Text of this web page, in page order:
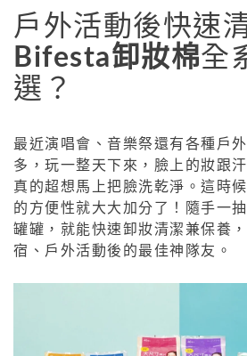
戶外活動後快速
Bifesta卸妝棉全
選？
最近演唱會、音樂祭還有各種戶
多，玩一整天下來，臉上的妝跟
真的超想馬上把臉洗乾淨。這時候
的方便性就大大加分了！隨手一
罐罐，就能快速卸妝清潔兼保養
宿、戶外活動後的最佳神隊友。